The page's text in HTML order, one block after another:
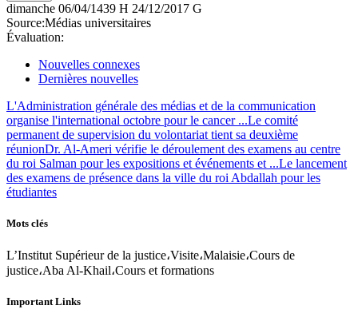
dimanche 06/04/1439 H 24/12/2017 G
Source:Médias universitaires
Évaluation:
Nouvelles connexes
Dernières nouvelles
L'Administration générale des médias et de la communication
organise l'international octobre pour le cancer ...Le comité
permanent de supervision du volontariat tient sa deuxième
réunionDr. Al-Ameri vérifie le déroulement des examens au centre
du roi Salman pour les expositions et événements et ...Le lancement
des examens de présence dans la ville du roi Abdallah pour les
étudiantes
Mots clés
L’Institut Supérieur de la justice،Visite،Malaisie،Cours de
justice،Aba Al-Khail،Cours et formations
Important Links